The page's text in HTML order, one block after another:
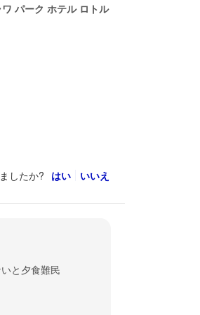
ワ パーク ホテル ロトル
したか? はい いいえ
と夕食難民